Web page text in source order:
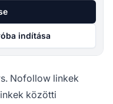
indítása
Nofollow linkek
közötti